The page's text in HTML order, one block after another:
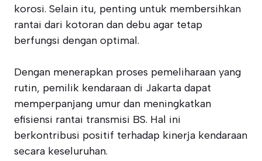
korosi. Selain itu, penting untuk membersihkan
rantai dari kotoran dan debu agar tetap
berfungsi dengan optimal.
Dengan menerapkan proses pemeliharaan yang
rutin, pemilik kendaraan di Jakarta dapat
memperpanjang umur dan meningkatkan
efisiensi rantai transmisi BS. Hal ini
berkontribusi positif terhadap kinerja kendaraan
secara keseluruhan.